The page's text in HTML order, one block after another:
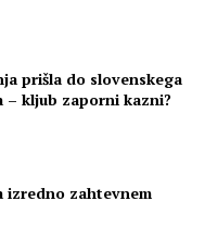
prišla do slovenskega
– kljub zaporni kazni?
izredno zahtevnem